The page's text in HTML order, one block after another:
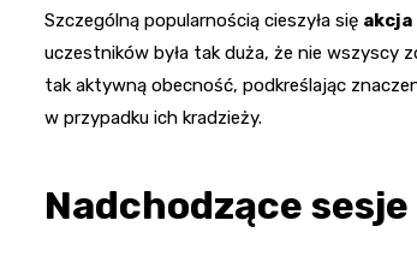
Szczególną popularnością cieszyła się
uczestników była tak duża, że nie wszyscy
tak aktywną obecność, podkreślając
w przypadku ich kradzieży.
Nadchodzące